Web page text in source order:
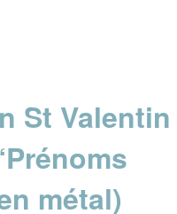
St Valentin
métal)